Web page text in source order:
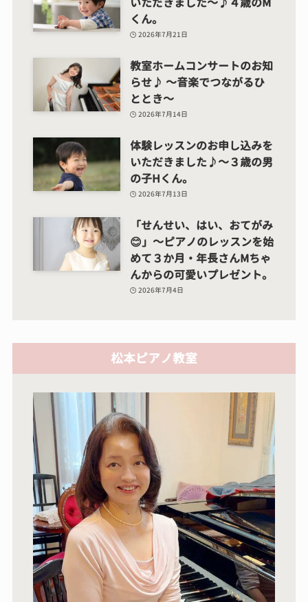
くん。
2026年7月21日
教室ホームコンサートのお知
らせ♪ ～音楽でつながるひ
ととき～
2026年7月14日
体験レッスンのお申し込みを
いただきました♪～３歳の男
の子Hくん。
2026年7月13日
「せんせい、はい、おてがみ
😊」～ピアノのレッスンを始
めて３か月・年長さんMちゃ
んからの可愛いプレゼント。
2026年7月4日
松本ピアノ教室